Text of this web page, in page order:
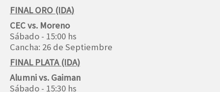
FINAL ORO (IDA)
CEC vs. Moreno
Sábado - 15:00 hs
Cancha: 26 de Septiembre
FINAL PLATA (IDA)
Alumni vs. Gaiman
Sábado - 15:30 hs